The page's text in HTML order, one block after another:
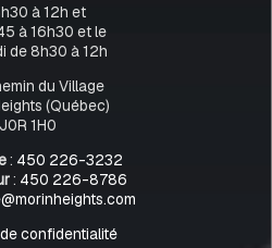
à 12h et
à 16h30 et le
de 8h30 à 12h
du Village
(Québec)
J0R 1H0
: 450 226-3232
: 450 226-8786
confidentialité